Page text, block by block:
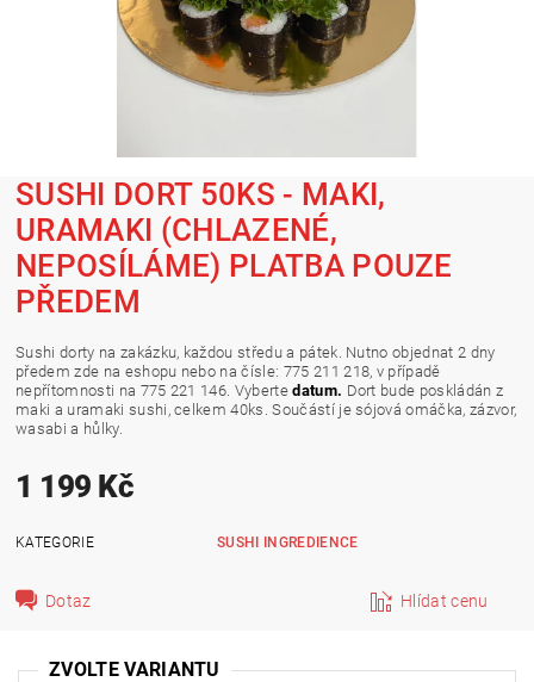
SUSHI DORT 50KS - MAKI,
URAMAKI (CHLAZENÉ,
NEPOSÍLÁME) PLATBA POUZE
PŘEDEM
Sushi dorty na zakázku, každou středu a pátek. Nutno objednat 2 dny
předem zde na eshopu nebo na čísle: 775 211 218, v případě
nepřítomnosti na 775 221 146. Vybertedatum. Dort bude poskládán z
maki a uramaki sushi, celkem 40ks. Součástí je sójová omáčka, zázvor,
wasabi a hůlky.
1 199 Kč
KATEGORIE SUSHI INGREDIENCE
Dotaz Hlídat cenu
ZVOLTE VARIANTU